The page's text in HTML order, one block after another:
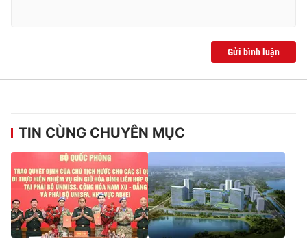
Gửi bình luận
TIN CÙNG CHUYÊN MỤC